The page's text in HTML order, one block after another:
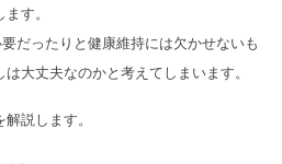
す。
だったりと健康維持には欠かせないも
大丈夫なのかと考えてしまいます。
説します。